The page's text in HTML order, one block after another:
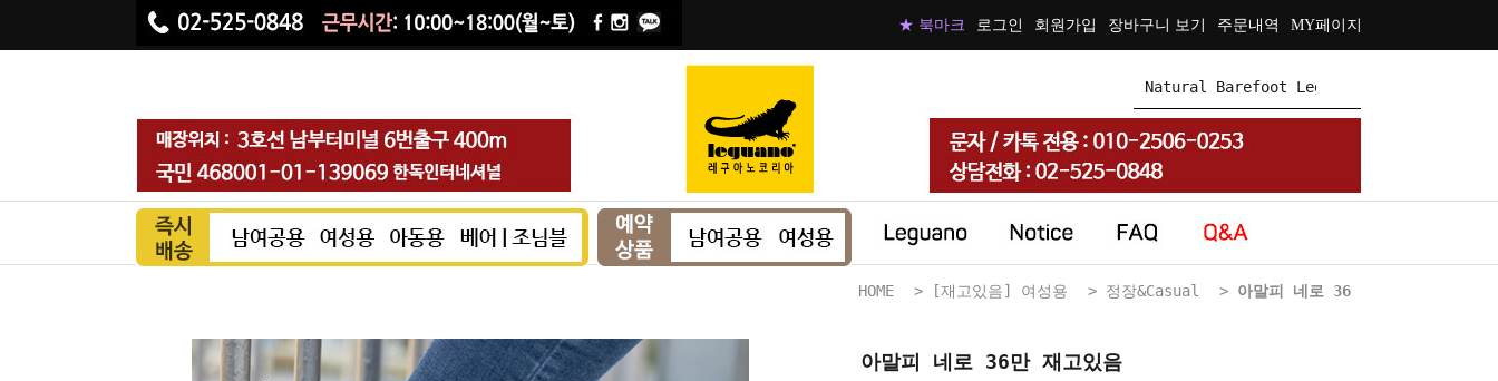
★ 북마크 로그인 회원가입 장바구니 보기 주문내역 MY페이지
HOME > [재고있음] 여성용 > 정장&Casual > 아말피 네로 36
아말피 네로 36만 재고있음